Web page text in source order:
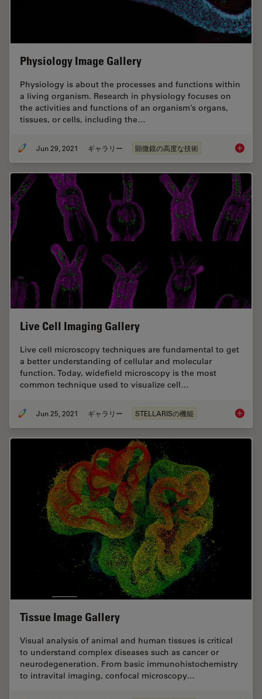
Physiology Image Gallery
Physiology is about the processes and functions within
a living organism. Research in physiology focuses on
the activities and functions of an organism’s organs,
tissues, or cells, including the…
Jun 29, 2021 ギャラリー 顕微鏡の高度な技術
Live Cell Imaging Gallery
Live cell microscopy techniques are fundamental to get
a better understanding of cellular and molecular
function. Today, widefield microscopy is the most
common technique used to visualize cell…
Jun 25, 2021 ギャラリー STELLARISの機能 Live
Tissue Image Gallery
Visual analysis of animal and human tissues is critical
to understand complex diseases such as cancer or
neurodegeneration. From basic immunohistochemistry
to intravital imaging, confocal microscopy…